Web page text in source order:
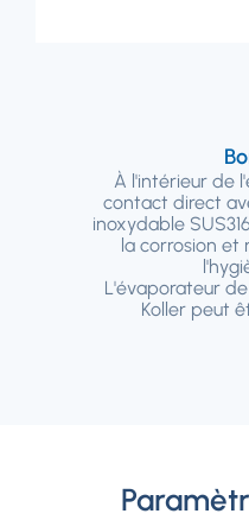
À l'intérieur de
contact direct
inoxydable
la corrosion et
L'évaporateur
Koller peut